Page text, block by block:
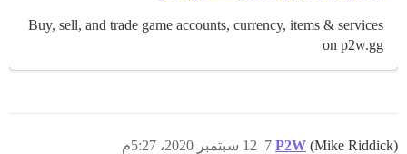
Buy, sell, and trade game accounts, currency, items & services
on p2w.gg
P2W (Mike Riddick) 12 سبتمبر 2020، 5:27م 7